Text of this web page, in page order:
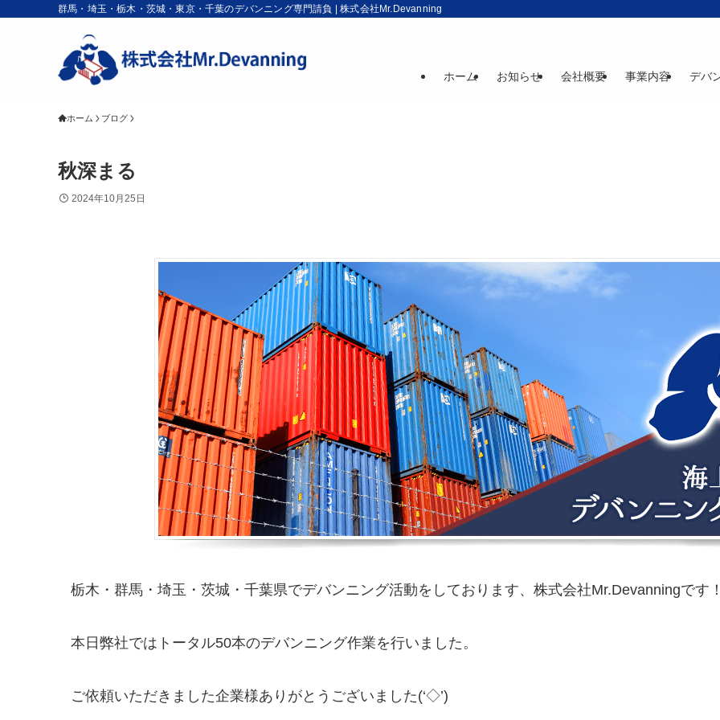
群馬・埼玉・栃木・茨城・東京・千葉のデバンニング専門請負 | 株式会社Mr.Devanning
ホーム お知らせ 会社概要 事業内容 デバ
ホーム ブログ
秋深まる
2024年10月25日
栃木・群馬・埼玉・茨城・千葉県でデバンニング活動をしております、株式会社Mr.Devanningです
本日弊社ではトータル50本のデバンニング作業を行いました。
ご依頼いただきました企業様ありがとうございました(‘◇’)ゞ